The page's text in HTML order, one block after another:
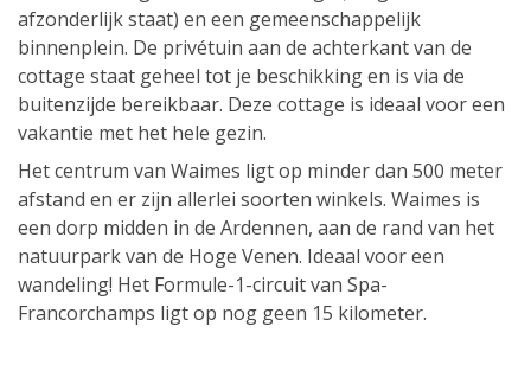
afzonderlijk staat) en een gemeenschappelijk
binnenplein. De privétuin aan de achterkant van de
cottage staat geheel tot je beschikking en is via de
buitenzijde bereikbaar. Deze cottage is ideaal voor een
vakantie met het hele gezin.
Het centrum van Waimes ligt op minder dan 500 meter
afstand en er zijn allerlei soorten winkels. Waimes is
een dorp midden in de Ardennen, aan de rand van het
natuurpark van de Hoge Venen. Ideaal voor een
wandeling! Het Formule-1-circuit van Spa-
Francorchamps ligt op nog geen 15 kilometer.